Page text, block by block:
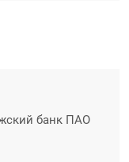
банк ПАО